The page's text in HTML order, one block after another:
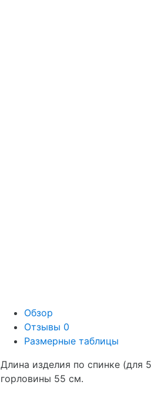
Обзор
Отзывы 0
Размерные таблицы
Длина изделия по спинке (для
горловины 55 см.